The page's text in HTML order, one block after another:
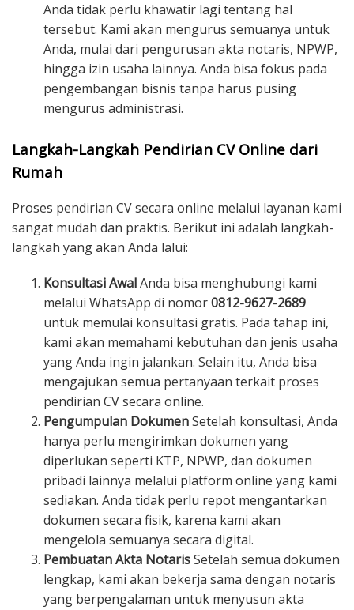
Anda tidak perlu khawatir lagi tentang hal
tersebut. Kami akan mengurus semuanya untuk
Anda, mulai dari pengurusan akta notaris, NPWP,
hingga izin usaha lainnya. Anda bisa fokus pada
pengembangan bisnis tanpa harus pusing
mengurus administrasi.
Langkah-Langkah Pendirian CV Online dari
Rumah
Proses pendirian CV secara online melalui layanan kami
sangat mudah dan praktis. Berikut ini adalah langkah-
langkah yang akan Anda lalui:
Konsultasi AwalAnda bisa menghubungi kami
melalui WhatsApp di nomor0812-9627-2689
untuk memulai konsultasi gratis. Pada tahap ini,
kami akan memahami kebutuhan dan jenis usaha
yang Anda ingin jalankan. Selain itu, Anda bisa
mengajukan semua pertanyaan terkait proses
pendirian CV secara online.
Pengumpulan DokumenSetelah konsultasi, Anda
hanya perlu mengirimkan dokumen yang
diperlukan seperti KTP, NPWP, dan dokumen
pribadi lainnya melalui platform online yang kami
sediakan. Anda tidak perlu repot mengantarkan
dokumen secara fisik, karena kami akan
mengelola semuanya secara digital.
Pembuatan Akta NotarisSetelah semua dokumen
lengkap, kami akan bekerja sama dengan notaris
yang berpengalaman untuk menyusun akta